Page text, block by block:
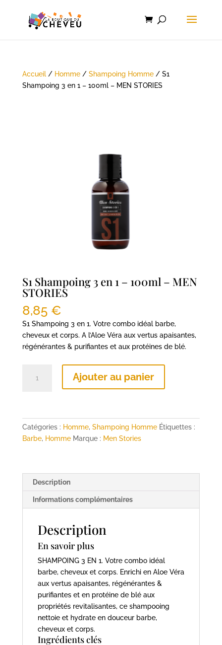
Accueil/ Homme/ Shampoing Homme/ S1
Shampoing 3 en 1 – 100ml – MEN STORIES
S1 Shampoing 3 en 1 – 100ml – MEN
STORIES
8,85 €
S1 Shampoing 3 en 1. Votre combo idéal barbe,
cheveux et corps. A l’Aloe Véra aux vertus apaisantes,
régénérantes & purifiantes et aux protéines de blé.
en
1
-
MEN
STORIES
Ajouter au panier
Catégories : Homme, Shampoing Homme Étiquettes :
Barbe, Homme Marque : Men Stories
Description
Informations complémentaires
Description
En savoir plus
SHAMPOING 3 EN 1. Votre combo idéal
barbe, cheveux et corps. Enrichi en Aloe Véra
aux vertus apaisantes, régénérantes &
purifiantes et en protéine de blé aux
propriétés revitalisantes, ce shampooing
nettoie et hydrate en douceur barbe,
cheveux et corps.
Ingrédients clés